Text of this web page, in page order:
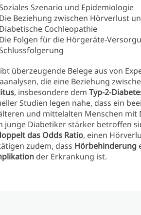
Szenario und Epidemiologie
Die Beziehung zwischen Hörverlust
Diabetische Cochleopathie
Die Folgen für die Hörgeräte-
überzeugende Belege aus von
die eine Beziehung
, insbesondere dem Typ-2-
Studien legen nahe, dass ein
und mittelalten Menschen
junge Diabetiker stärker betroffen
das Odds Ratio, einen
zudem, dass Hörbehinderung
der Erkrankung ist.